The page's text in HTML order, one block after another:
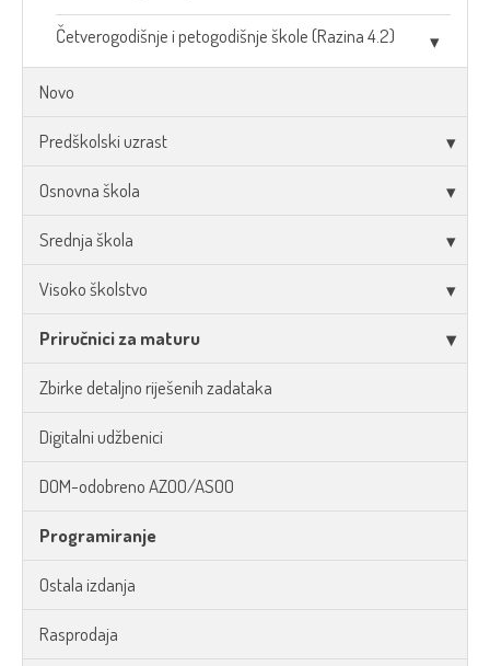
Četverogodišnje i petogodišnje škole (Razina 4.2)
Novo
Predškolski uzrast
Osnovna škola
Srednja škola
Visoko školstvo
Priručnici za maturu
Zbirke detaljno riješenih zadataka
Digitalni udžbenici
DOM-odobreno AZOO/ASOO
Programiranje
Ostala izdanja
Rasprodaja